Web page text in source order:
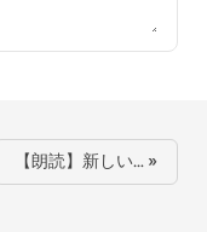
【朗読】新しい… »